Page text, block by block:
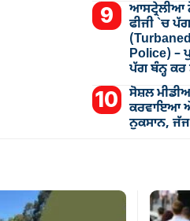
ਆਸਟ੍ਰੇਲੀਆ
ਫੀਜੀ `ਚ
Police) –
ਪੱਗ ਬੰਨ੍ਹ
ਸੋਸ਼ਲ
ਕਰਵਾਇਆ
ਨੁਕਸਾਨ,